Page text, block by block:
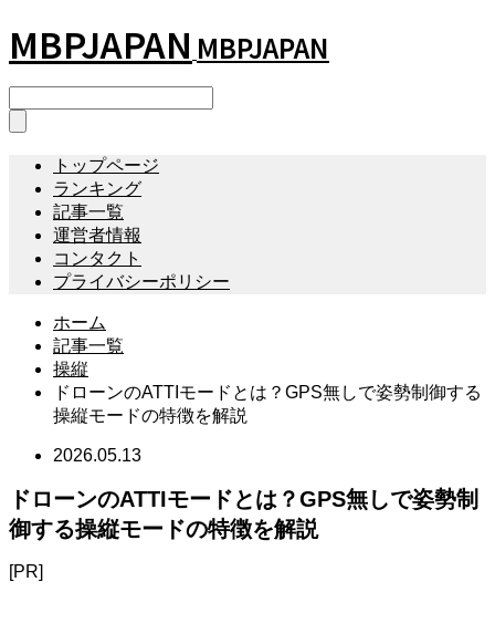
MBPJAPAN MBPJAPAN
トップページ
ランキング
記事一覧
運営者情報
コンタクト
プライバシーポリシー
ホーム
記事一覧
操縦
ドローンのATTIモードとは？GPS無しで姿勢制御する
操縦モードの特徴を解説
2026.05.13
ドローンのATTIモードとは？GPS無しで姿勢制
御する操縦モードの特徴を解説
[PR]